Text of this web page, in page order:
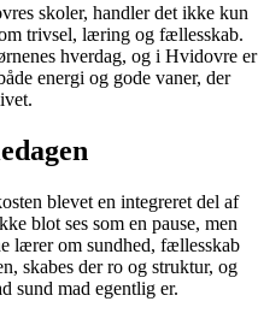
skoler, handler det ikke kun
trivsel, læring og fællesskab.
hverdag, og i Hvidovre er
energi og gode vaner, der
blevet en integreret del af
blot ses som en pause, men
lærer om sundhed, fællesskab
skabes der ro og struktur, og
sund mad egentlig er.